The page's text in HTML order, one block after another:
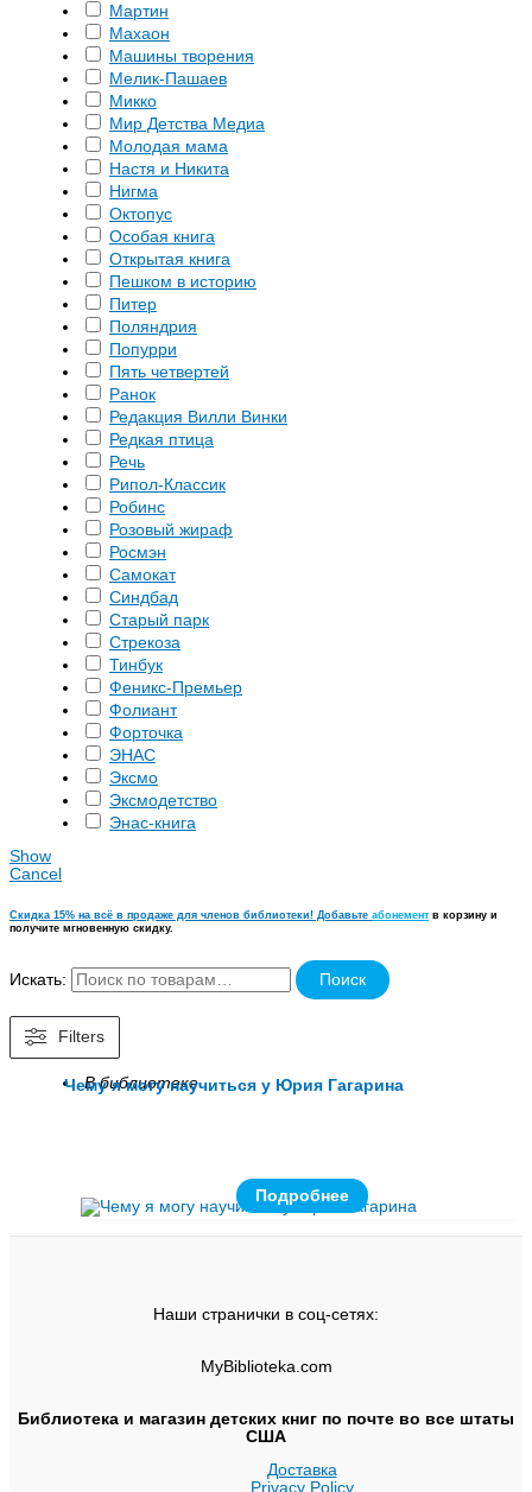
Мартин
Махаон
Машины творения
Мелик-Пашаев
Микко
Мир Детства Медиа
Молодая мама
Настя и Никита
Нигма
Октопус
Особая книга
Открытая книга
Пешком в историю
Питер
Поляндрия
Попурри
Пять четвертей
Ранок
Редакция Вилли Винки
Редкая птица
Речь
Рипол-Классик
Робинс
Розовый жираф
Росмэн
Самокат
Синдбад
Старый парк
Стрекоза
Тинбук
Феникс-Премьер
Фолиант
Форточка
ЭНАС
Эксмо
Эксмодетство
Энас-книга
Show
Cancel
Скидка 15% на всё в продаже для членов библиотеки! Добавьте абонементв корзину и
получите мгновенную скидку.
Искать: Поиск
Filters
В библиотеке
Чему я могу научиться у Юрия Гагарина
Подробнее
Наши странички в соц-сетях:
MyBiblioteka.com
Библиотека и магазин детских книг по почте во все штаты
США
Доставка
Privacy Policy